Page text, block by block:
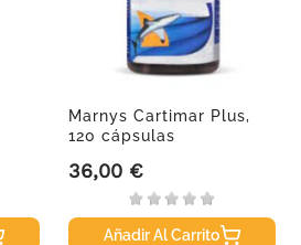
Marnys Cartimar Plus,
120 cápsulas
Precio
36,00 €
Añadir Al Carrito